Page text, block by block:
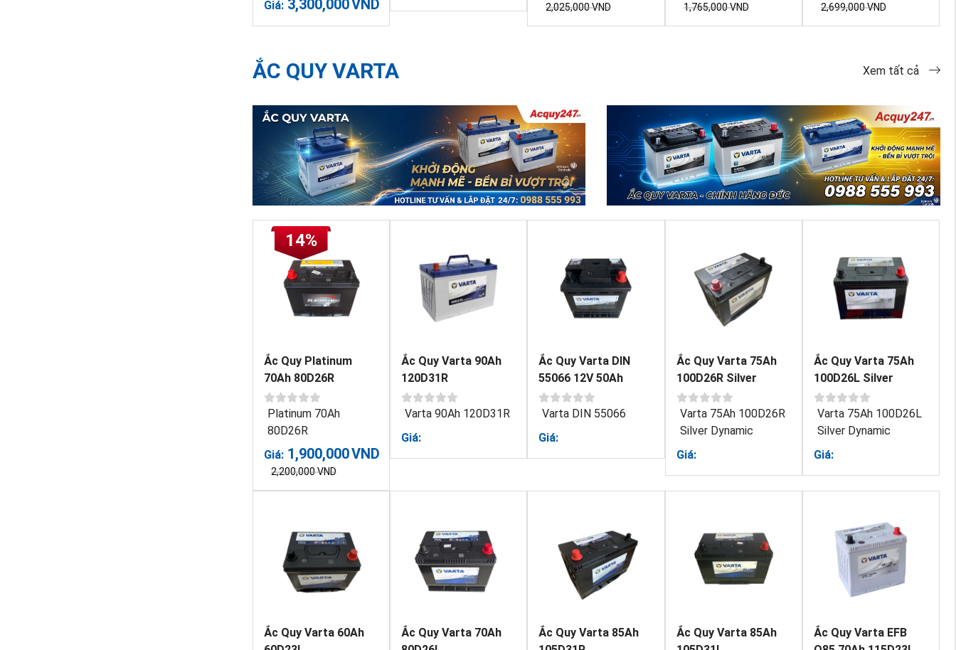
Giá: 3,300,000VND 2,025,000VND 1,765,000VND 2,699,000VND
ẮC QUY VARTA Xem tất cả
14%
Ắc Quy Platinum
70Ah 80D26R
Platinum 70Ah
80D26R
Giá: 1,900,000VND
2,200,000VND
Ắc Quy Varta 90Ah
120D31R
Varta 90Ah 120D31R
Giá:
Ắc Quy Varta DIN
55066 12V 50Ah
Varta DIN 55066
Giá:
Ắc Quy Varta 75Ah
100D26R Silver
Dynamic
Varta 75Ah 100D26R
Silver Dynamic
Giá:
Ắc Quy Varta 75Ah
100D26L Silver
Dynamic
Varta 75Ah 100D26L
Silver Dynamic
Giá:
Ắc Quy Varta 60Ah
Ắc Quy Varta 70Ah
Ắc Quy Varta 85Ah
Ắc Quy Varta 85Ah
Ắc Quy Varta EFB